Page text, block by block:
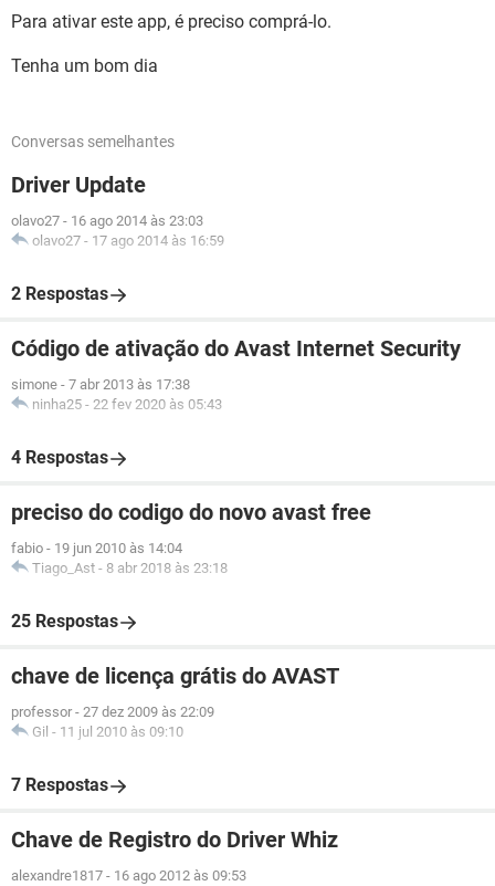
Para ativar este app, é preciso comprá-lo.
Tenha um bom dia
Conversas semelhantes
Driver Update
olavo27 - 16 ago 2014 às 23:03
olavo27 - 17 ago 2014 às 16:59
2 Respostas
Código de ativação do Avast Internet Security
simone - 7 abr 2013 às 17:38
ninha25 - 22 fev 2020 às 05:43
4 Respostas
preciso do codigo do novo avast free
fabio - 19 jun 2010 às 14:04
Tiago_Ast - 8 abr 2018 às 23:18
25 Respostas
chave de licença grátis do AVAST
professor - 27 dez 2009 às 22:09
Gil - 11 jul 2010 às 09:10
7 Respostas
Chave de Registro do Driver Whiz
alexandre1817 - 16 ago 2012 às 09:53